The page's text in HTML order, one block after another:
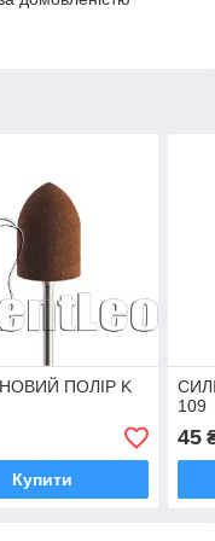
ПОЛІР K
Купити
109
45